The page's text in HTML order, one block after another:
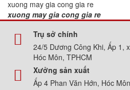
xuong may gia cong gia re
xuong may gia cong gia re
Trụ sở chính
24/5 Dương Công Khi, Ấp 1,
Hóc Môn, TPHCM
Xưởng sản xuất
Ấp 4 Phan Văn Hớn, Hóc